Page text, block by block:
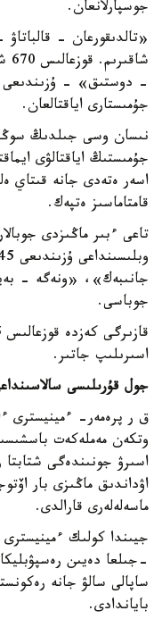
جوسپارلانعان.
جۇمىستارى اياقتالعان.
نىسان وسى جىلدىڭ
جۇمىستىڭ اياقتالۋى
اسەر ەتەدى جانە قىتاي
قامتاماسىز ەتپەك.
تاعى ءبىر ماڭىزدى
جانىبەك»، «ونەگە -
جوباسى.
اسىرىلىپ جاتىر.
جول قۇرىلىسى
ق ر پرەمەر- ءمينيسترى
وتكەن مەملەكەت
اسىرۋ جونىندەگى شتابتا
اۋداندىق ماڭىزى بار
ماسەلەلەرى قارالدى.
ساپالى سالۋ جانە
باياندادى.